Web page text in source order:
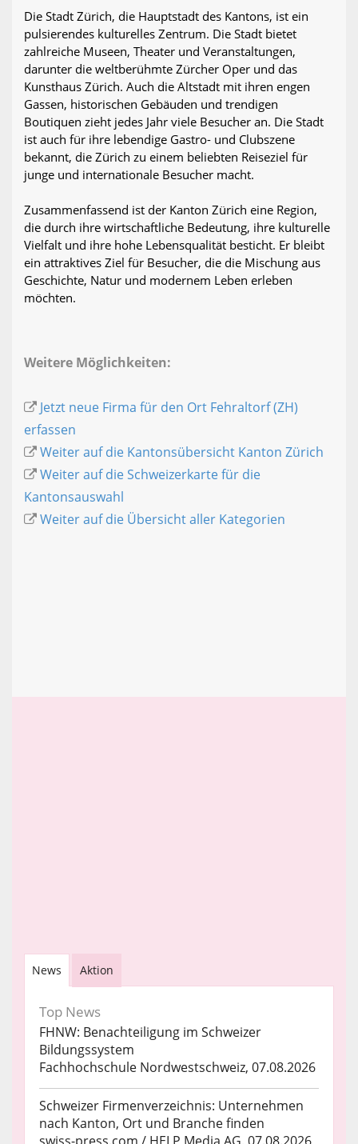
Die Stadt Zürich, die Hauptstadt des Kantons, ist ein
pulsierendes kulturelles Zentrum. Die Stadt bietet
zahlreiche Museen, Theater und Veranstaltungen,
darunter die weltberühmte Zürcher Oper und das
Kunsthaus Zürich. Auch die Altstadt mit ihren engen
Gassen, historischen Gebäuden und trendigen
Boutiquen zieht jedes Jahr viele Besucher an. Die Stadt
ist auch für ihre lebendige Gastro- und Clubszene
bekannt, die Zürich zu einem beliebten Reiseziel für
junge und internationale Besucher macht.
Zusammenfassend ist der Kanton Zürich eine Region,
die durch ihre wirtschaftliche Bedeutung, ihre kulturelle
Vielfalt und ihre hohe Lebensqualität besticht. Er bleibt
ein attraktives Ziel für Besucher, die die Mischung aus
Geschichte, Natur und modernem Leben erleben
möchten.
Weitere Möglichkeiten:
Jetzt neue Firma für den Ort Fehraltorf (ZH)
erfassen
Weiter auf die Kantonsübersicht Kanton Zürich
Weiter auf die Schweizerkarte für die
Kantonsauswahl
Weiter auf die Übersicht aller Kategorien
News Aktion
Top News
FHNW: Benachteiligung im Schweizer
Bildungssystem
Fachhochschule Nordwestschweiz, 07.08.2026
Schweizer Firmenverzeichnis: Unternehmen
nach Kanton, Ort und Branche finden